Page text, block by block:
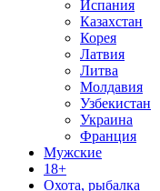
Испания
Казахстан
Корея
Латвия
Литва
Молдавия
Узбекистан
Украина
Франция
Мужские
18+
Охота, рыбалка